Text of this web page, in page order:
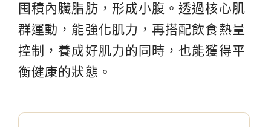
囤積內臟脂肪，形成小腹。透過核心肌
群運動，能強化肌力，再搭配飲食熱量
控制，養成好肌力的同時，也能獲得平
衡健康的狀態。